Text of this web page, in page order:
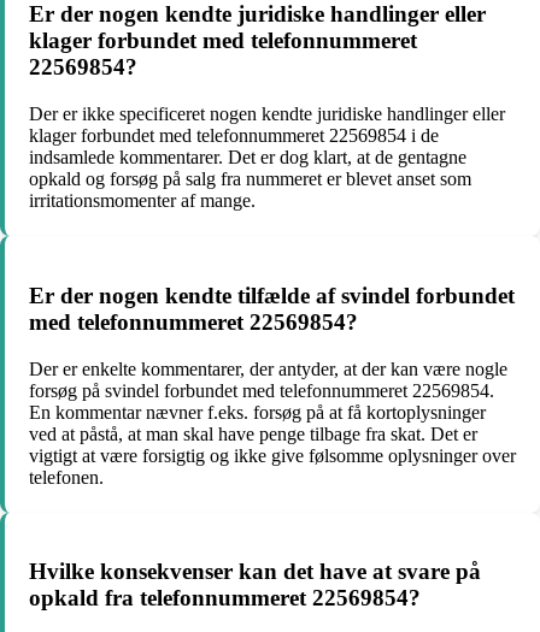
Er der nogen kendte juridiske handlinger eller
klager forbundet med telefonnummeret
22569854?
Der er ikke specificeret nogen kendte juridiske handlinger eller
klager forbundet med telefonnummeret 22569854 i de
indsamlede kommentarer. Det er dog klart, at de gentagne
opkald og forsøg på salg fra nummeret er blevet anset som
irritationsmomenter af mange.
Er der nogen kendte tilfælde af svindel forbundet
med telefonnummeret 22569854?
Der er enkelte kommentarer, der antyder, at der kan være nogle
forsøg på svindel forbundet med telefonnummeret 22569854.
En kommentar nævner f.eks. forsøg på at få kortoplysninger
ved at påstå, at man skal have penge tilbage fra skat. Det er
vigtigt at være forsigtig og ikke give følsomme oplysninger over
telefonen.
Hvilke konsekvenser kan det have at svare på
opkald fra telefonnummeret 22569854?